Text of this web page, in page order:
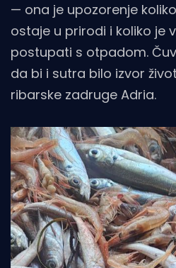
— ona je upozorenje
ostaje u prirodi i koliko je
postupati s otpadom.
da bi i sutra bilo izvor
ribarske zadruge Adria.